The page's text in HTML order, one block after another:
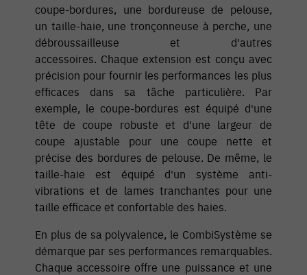
coupe-bordures, une bordureuse de pelouse,
un taille-haie, une tronçonneuse à perche, une
débroussailleuse et d'autres
accessoires. Chaque extension est conçu avec
précision pour fournir les performances les plus
efficaces dans sa tâche particulière. Par
exemple, le coupe-bordures est équipé d'une
tête de coupe robuste et d'une largeur de
coupe ajustable pour une coupe nette et
précise des bordures de pelouse. De même, le
taille-haie est équipé d'un système anti-
vibrations et de lames tranchantes pour une
taille efficace et confortable des haies.
En plus de sa polyvalence, le CombiSystème se
démarque par ses performances remarquables.
Chaque accessoire offre une puissance et une